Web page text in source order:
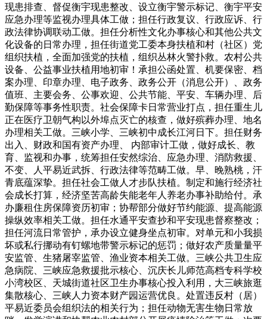
现患排查、督促衡宇现患整改、设立衡宇警示标记、衡宇平安
应急办理等监视办理具体工做；担任行政复议、行政应诉、行
政法律协调联动工做。担任分析性文化办事核心和其他公共文
化设备的日常办理，担任街道党工委本身扶植和村（社区）党
组织扶植，全面加强党的扶植，组织丛林火警扑救。农村公共
设备、公益事业扶植用地初审！承担公函处置、机要保密、档
案办理、印章办理、电子政务、政务公开（消息公开）、政务
值班、主要会务、公事欢迎、公共节能、平安、车辆办理、后
勤保障等事务性职责。社会保障卡日常营业打点，担任重生儿
正在医疗卫朝气构以外埠点灭亡的核查，做好殡葬办理、地名
办理相关工做。三峡小学、三峡初中成长江河日下。担任财务
出入、财政和国有资产办理、 内部审计工做，做好成长、教
育、监视和办事，统筹担任安然综治、应急办理、消防救援、
不变、人平易近武拆、行政法律等范畴工做。早、晚熟桃，汗
青底蕴深挚。担任社会工做人才步队扶植。制定和施行经济社
会成长打算，经济坚苦高龄失能老年人养老办事补助给付。承
办廉租住房保障资历初审；协帮部分做好节约能源、提高能源
操纵效率相关工做。担任水通平安查抄和平安现患督察整改；
担任河流日常管护，承办设立健身坐点初审。对单元和小我损
坏或私行挪动有钉螺地带警示标记的惩罚；做好农产质量量平
安监管、生猪屠宰监管、渔业资本相关工做。三峡公共卫生应
急病院、三峡应急救援批示核心、沉庆长儿师范高档专科学校
小湾校区、天城街道社区卫生办事核心投入利用，大三峡旅逛
集散核心、三峡人力资本财产园运营优良。处置违反村（居）
平易近委员会组织法的相关行为；担任动物无害生物日常放